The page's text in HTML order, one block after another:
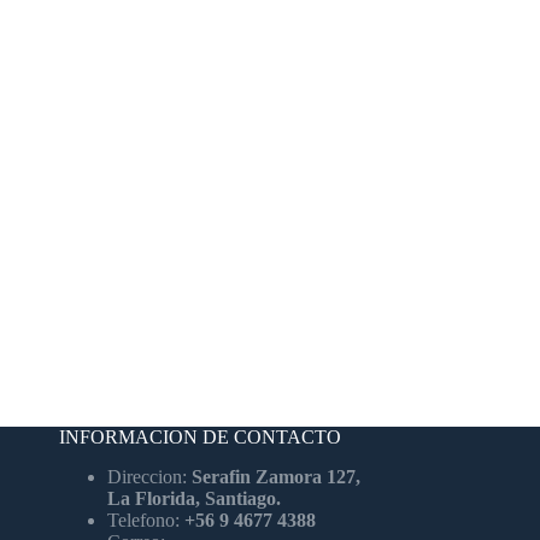
INFORMACION DE CONTACTO
Direccion: Serafin Zamora 127,
La Florida, Santiago.
Telefono: +56 9 4677 4388